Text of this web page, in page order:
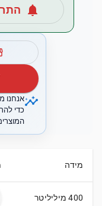
notifications
insightsאנחנו
כדי
מידה
400 מיליליטר